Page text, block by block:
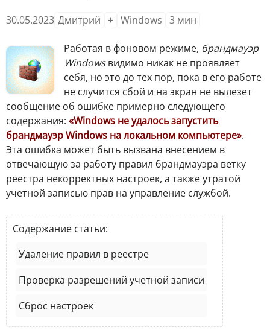
30.05.2023 Дмитрий + Windows 3 мин
Работая в фоновом режиме, брандмауэр
Windowsвидимо никак не проявляет
себя, но это до тех пор, пока в его работе
не случится сбой и на экран не вылезет
сообщение об ошибке примерно следующего
содержания: «Windows не удалось запустить
брандмауэр Windows на локальном компьютере».
Эта ошибка может быть вызвана внесением в
отвечающую за работу правил брандмауэра ветку
реестра некорректных настроек, а также утратой
учетной записью прав на управление службой.
Содержание статьи:
Удаление правил в реестре
Проверка разрешений учетной записи
Сброс настроек